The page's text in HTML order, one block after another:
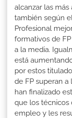
alcanzar las más
también según
Profesional
formativos de
a la media.
está
por estos
de FP superan a
han finalizado
que los técnicos
empleo y les